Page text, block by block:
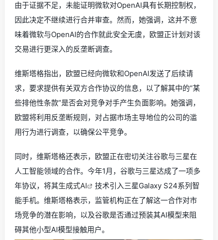
由于证据不足，未能证明微软对OpenAI具有长期控制权，
因此决定不继续进行合并审查。然而，她强调，这并不意
味着微软与OpenAI的合作就此安全无虞，欧盟正计划对该
交易进行更深入的反垄断调查。
维斯塔格指出，欧盟已经向微软和OpenAI发送了后续请
求，要求提供有关双方合作协议的信息，以了解其中的“某
些排他性条款”是否会对竞争对手产生负面影响。她强调，
欧盟将利用反垄断规则，对占据市场主导地位的公司的滥
用行为进行调查，以确保公平竞争。
同时，维斯塔格还表示，欧盟正在密切关注谷歌与三星在
人工智能领域的合作。今年1月，谷歌与三星达成了一项多
年协议，将其生成式AI
技术引入三星Galaxy S24系列智
能手机。维斯塔格表示，监管机构正在了解这一合作对市
场竞争的潜在影响，以及谷歌是否通过预装其AI模型来阻
碍其他小型AI模型接触用户。